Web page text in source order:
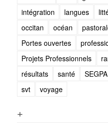
intégration
langues
occitan
océan
Portes ouvertes
Projets Professionnels
résultats
santé SEGPA
svt
voyage
+